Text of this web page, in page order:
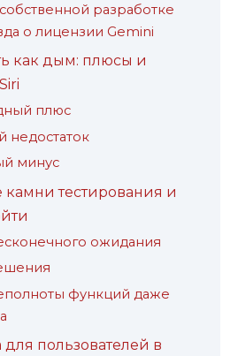
разработке
о лицензии Gemini
как дым: плюсы и
плюс
недостаток
минус
тестирования и
ожидания
функций даже
пользователей в